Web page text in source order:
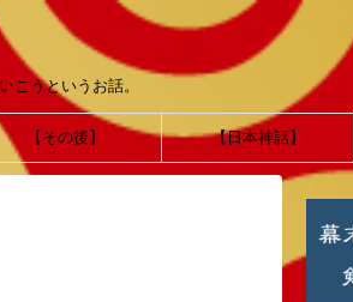
こうというお話。
【その後】 【日本神話】